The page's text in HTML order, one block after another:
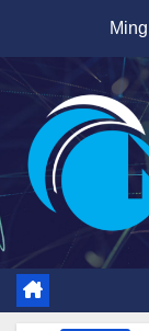
content